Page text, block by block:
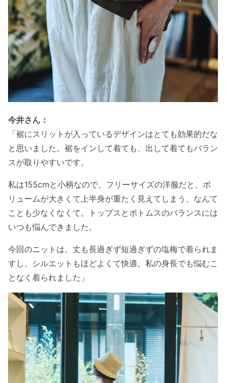
今井さん：
「裾にスリットが入っているデザインはとても効果的だな
と思いました。裾をインして着ても、出して着てもバラン
スが取りやすいです。
私は155cmと小柄なので、フリーサイズの洋服だと、ボ
リュームが大きくて上半身が重たく見えてしまう、なんて
ことも少なくなくて。トップスとボトムスのバランスには
いつも悩んできました。
今回のニットは、丈も長過ぎず短過ぎずの塩梅で着られま
すし、シルエットもほどよくて快適。私の身長でも悩むこ
となく着られました」